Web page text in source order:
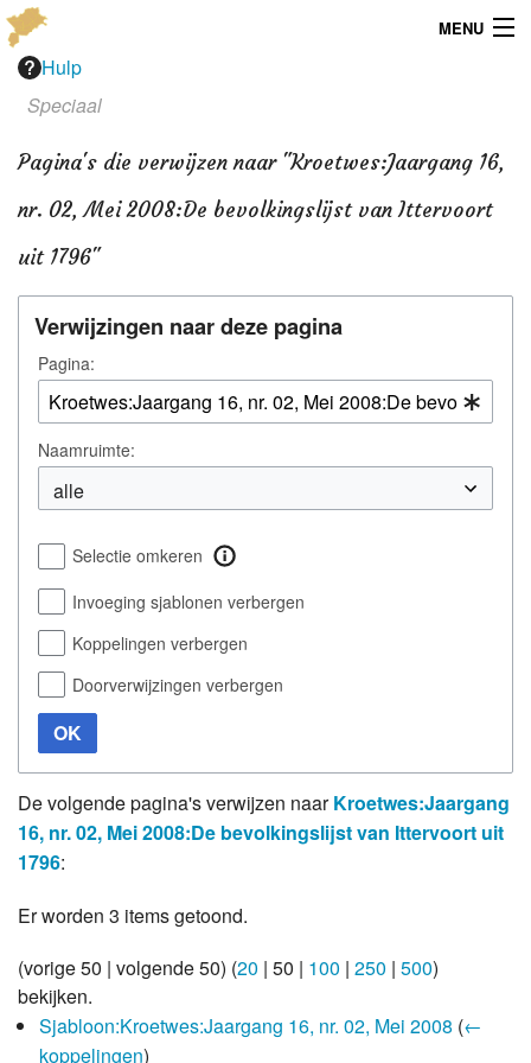
MENU
Menu
Locaties
Kaarten
Overig
Verenigingsinfo
Hulp
Speciaal
Pagina's die verwijzen naar "Kroetwes:Jaargang 16,
nr. 02, Mei 2008:De bevolkingslijst van Ittervoort
uit 1796"
Verwijzingen naar deze pagina
Pagina:
Naamruimte:
Selectie omkeren
Invoeging sjablonen verbergen
Koppelingen verbergen
Doorverwijzingen verbergen
OK
De volgende pagina's verwijzen naarKroetwes:Jaargang
16, nr. 02, Mei 2008:De bevolkingslijst van Ittervoort uit
1796:
Er worden 3 items getoond.
(vorige 50 | volgende 50) (20 | 50 | 100 | 250 | 500)
bekijken.
Sjabloon:Kroetwes:Jaargang 16, nr. 02, Mei 2008 (←
koppelingen)